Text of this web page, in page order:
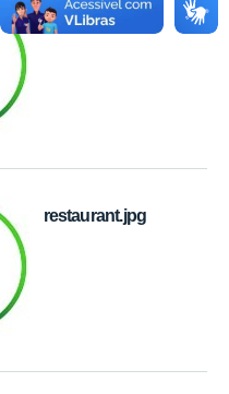
pinpoint.jpg
restaurant.jpg